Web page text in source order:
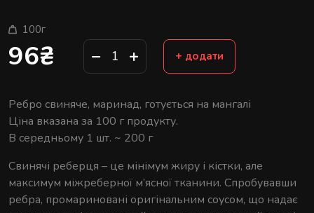
100г
− + + додати
96₴
Ребро свиняче, маринад, готується на мангалі
Ціна вказана за 100 г продукту.
В середньому 1 шт. ~ 200 г
Свинячі реберця – це мінімум жиру і кістки, але
максимум міжреберної м’ясної тканини. Спробувавши
ребра, промариновані оригінальним соусом, що надає